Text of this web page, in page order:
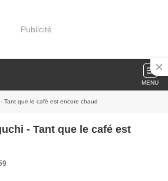
Publicité
MENU
Tant que le café est encore chaud
- Tant que le café est